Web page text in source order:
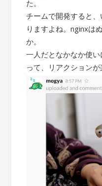
た。
チームで開発すると
りますよね。nginxは
か。
一人だとなかなか使
って、リアクションが